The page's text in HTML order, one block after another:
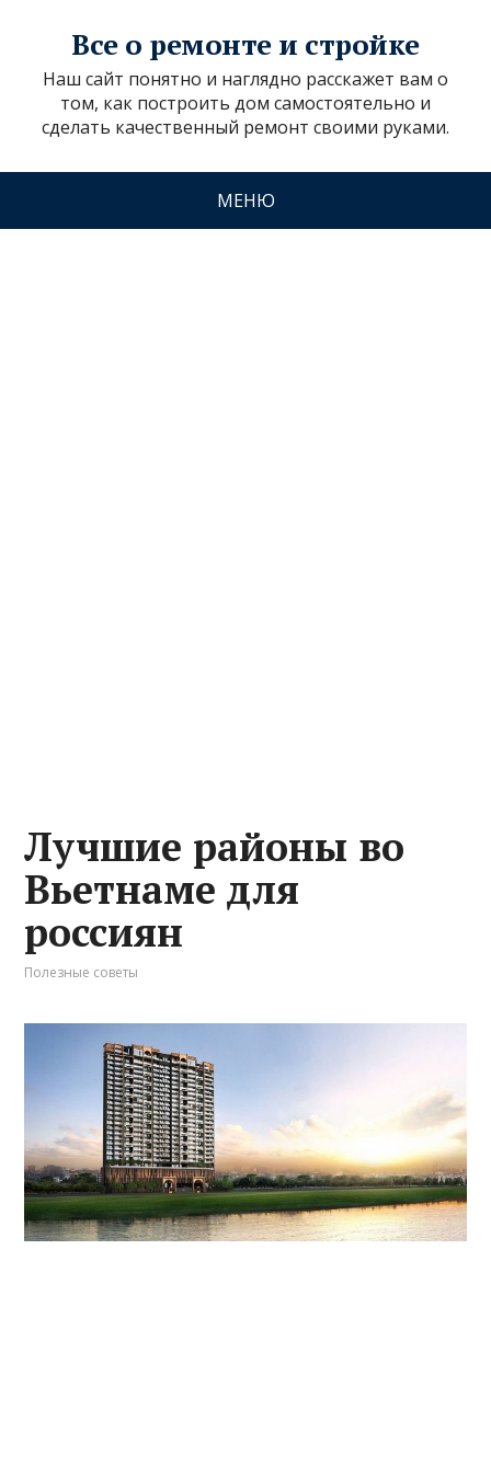
Все о ремонте и стройке
Наш сайт понятно и наглядно расскажет вам о
том, как построить дом самостоятельно и
сделать качественный ремонт своими руками.
МЕНЮ
Лучшие районы во
Вьетнаме для
россиян
Полезные советы